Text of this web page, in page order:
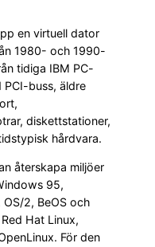
en virtuell dator
1980- och 1990-
tidiga IBM PC-
PCI-buss, äldre
diskettstationer,
hårdvara.
återskapa miljöer
95,
2, BeOS och
Hat Linux,
För den